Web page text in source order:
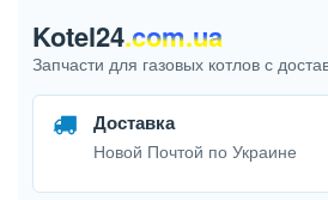
Kotel24.com.ua
Запчасти для газовых котлов с
Доставка
Новой Почтой по Украине